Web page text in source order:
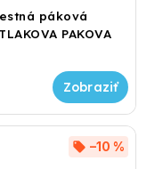
páková
PAKOVA
–10 %